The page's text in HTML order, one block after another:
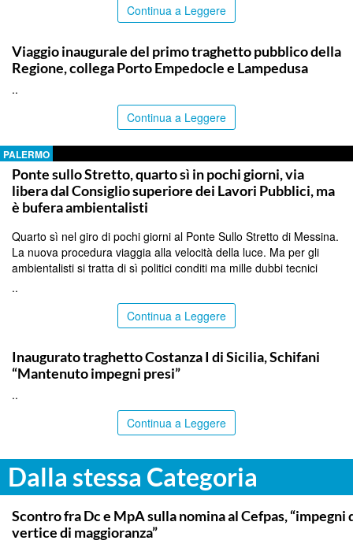
Continua a Leggere
Viaggio inaugurale del primo traghetto pubblico della
Regione, collega Porto Empedocle e Lampedusa
..
Continua a Leggere
PALERMO
Ponte sullo Stretto, quarto sì in pochi giorni, via
libera dal Consiglio superiore dei Lavori Pubblici, ma
è bufera ambientalisti
Quarto sì nel giro di pochi giorni al Ponte Sullo Stretto di Messina.
La nuova procedura viaggia alla velocità della luce. Ma per gli
ambientalisti si tratta di sì politici conditi ma mille dubbi tecnici
..
Continua a Leggere
Inaugurato traghetto Costanza I di Sicilia, Schifani
“Mantenuto impegni presi”
..
Continua a Leggere
Dalla stessa Categoria
CALTANISSETTA
Scontro fra Dc e MpA sulla nomina al Cefpas,
vertice di maggioranza”